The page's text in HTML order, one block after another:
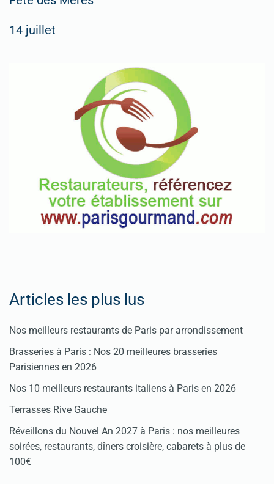
14 juillet
Articles les plus lus
Nos meilleurs restaurants de Paris par arrondissement
Brasseries à Paris : Nos 20 meilleures brasseries
Parisiennes en 2026
Nos 10 meilleurs restaurants italiens à Paris en 2026
Terrasses Rive Gauche
Réveillons du Nouvel An 2027 à Paris : nos meilleures
soirées, restaurants, dîners croisière, cabarets à plus de
100€